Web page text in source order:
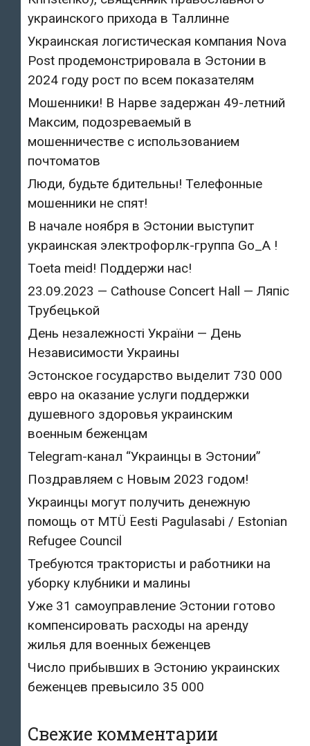
украинского прихода в Таллинне
Украинская логистическая компания Nova
Post продемонстрировала в Эстонии в
2024 году рост по всем показателям
Мошенники! В Нарве задержан 49-летний
Максим, подозреваемый в
мошенничестве с использованием
почтоматов
Люди, будьте бдительны! Телефонные
мошенники не спят!
В начале ноября в Эстонии выступит
украинская электрофорлк-группа Go_A !
Toeta meid! Поддержи нас!
23.09.2023 — Cathouse Concert Hall — Ляпіс
Трубецькой
День незалежності України — День
Независимости Украины
Эстонское государство выделит 730 000
евро на оказание услуги поддержки
душевного здоровья украинским
военным беженцам
Telegram-канал “Украинцы в Эстонии”
Поздравляем с Новым 2023 годом!
Украинцы могут получить денежную
помощь от MTÜ Eesti Pagulasabi / Estonian
Refugee Council
Требуются трактористы и работники на
уборку клубники и малины
Уже 31 самоуправление Эстонии готово
компенсировать расходы на аренду
жилья для военных беженцев
Число прибывших в Эстонию украинских
беженцев превысило 35 000
Свежие комментарии